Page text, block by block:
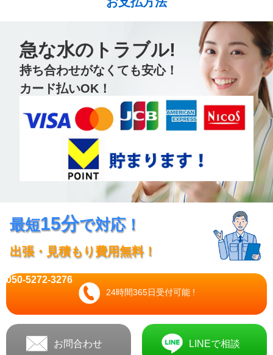
急な水のトラブル!
持ち合わせがなくても安心！
カード払いOK！
最短15分で対応！
出張・見積もり費用無料！
24時間365日受付可能 !
050-5272-3276
お問合わせ LINEで相談